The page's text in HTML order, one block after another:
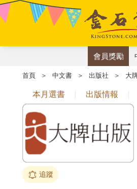
會員獎勵
首頁 ＞ 中文書 ＞ 出版社 ＞ 大
本月選書 出版情報
追蹤